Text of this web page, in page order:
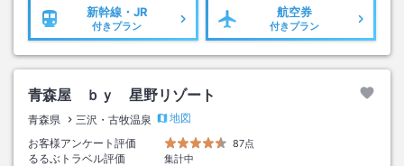
新幹線・JR
付きプラン
航空券
付きプラン
青森屋 ｂｙ 星野リゾート
青森県 三沢・古牧温泉
地図
お客様アンケート評価
87点
るるぶトラベル評価
集計中